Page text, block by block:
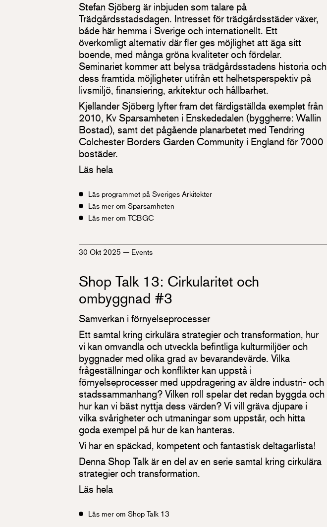
Stefan Sjöberg är inbjuden som talare på
Trädgårdsstadsdagen. Intresset för trädgårdsstäder växer,
både här hemma i Sverige och internationellt. Ett
överkomligt alternativ där fler ges möjlighet att äga sitt
boende, med många gröna kvaliteter och fördelar.
Seminariet kommer att belysa trädgårdsstadens historia och
dess framtida möjligheter utifrån ett helhetsperspektiv på
livsmiljö, finansiering, arkitektur och hållbarhet.
Kjellander Sjöberg lyfter fram det färdigställda exemplet från
2010, Kv Sparsamheten i Enskededalen (byggherre: Wallin
Bostad), samt det pågående planarbetet med Tendring
Colchester Borders Garden Community i England för 7000
bostäder.
Läs hela
Läs programmet på Sveriges Arkitekter
Läs mer om Sparsamheten
Läs mer om TCBGC
30 Okt 2025— Events
Shop Talk 13: Cirkularitet och
ombyggnad #3
Samverkan i förnyelseprocesser
Ett samtal kring cirkulära strategier och transformation, hur
vi kan omvandla och utveckla befintliga kulturmiljöer och
byggnader med olika grad av bevarandevärde. Vilka
frågeställningar och konflikter kan uppstå i
förnyelseprocesser med uppdragering av äldre industri- och
stadssammanhang? Vilken roll spelar det redan byggda och
hur kan vi bäst nyttja dess värden? Vi vill gräva djupare i
vilka svårigheter och utmaningar som uppstår, och hitta
goda exempel på hur de kan hanteras.
Vi har en späckad, kompetent och fantastisk deltagarlista!
Denna Shop Talk är en del av en serie samtal kring cirkulära
strategier och transformation.
Läs hela
Läs mer om Shop Talk 13